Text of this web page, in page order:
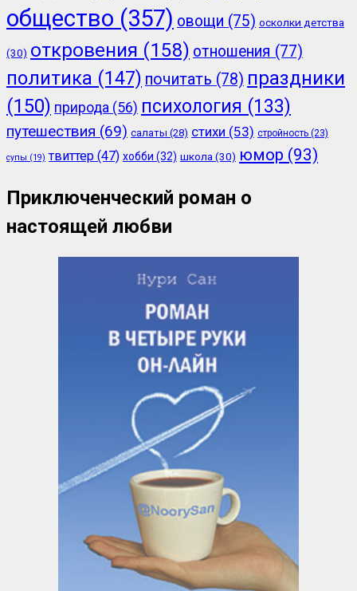
общество (357) овощи (75) осколки детства
(30) откровения (158) отношения (77)
политика (147) почитать (78) праздники
(150) природа (56) психология (133)
путешествия (69) салаты (28) стихи (53) стройность (23)
супы (19) твиттер (47) хобби (32) школа (30) юмор (93)
Приключенческий роман о
настоящей любви